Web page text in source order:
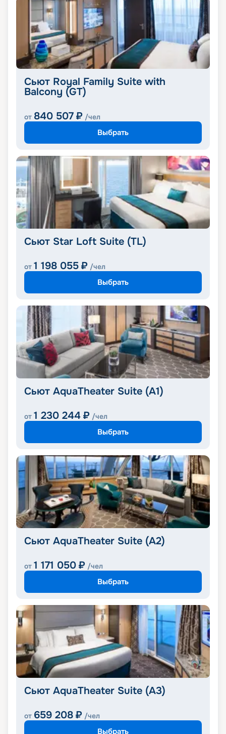
Сьют Royal Family Suite with
Balcony (GT)
от 840 507 ₽ /чел
Выбрать
Сьют Star Loft Suite (TL)
от 1 198 055 ₽ /чел
Выбрать
Сьют AquaTheater Suite (A1)
от 1 230 244 ₽ /чел
Выбрать
Сьют AquaTheater Suite (A2)
от 1 171 050 ₽ /чел
Выбрать
Сьют AquaTheater Suite (A3)
от 659 208 ₽ /чел
Выбрать